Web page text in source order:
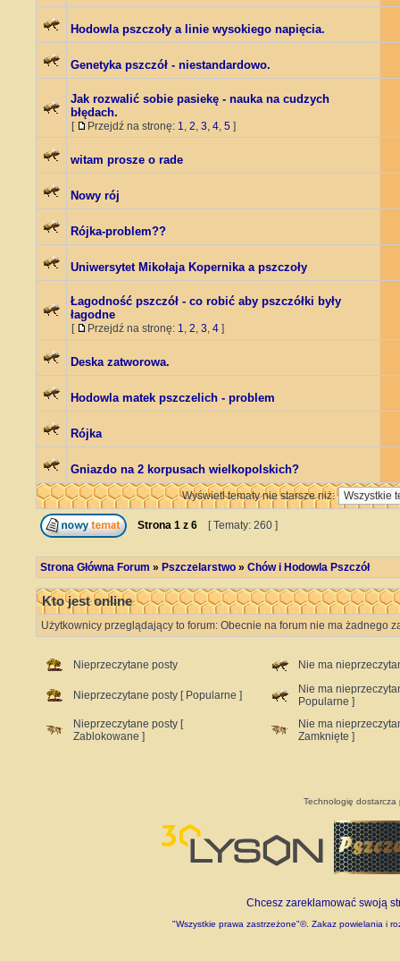
Hodowla pszczoły a linie wysokiego napięcia.
Genetyka pszczół - niestandardowo.
Jak rozwalić sobie pasiekę - nauka na cudzych
błędach.
[ Przejdź na stronę: 1, 2, 3, 4, 5 ]
witam prosze o rade
Nowy rój
Rójka-problem??
Uniwersytet Mikołaja Kopernika a pszczoły
Łagodność pszczół - co robić aby pszczółki były
łagodne
[ Przejdź na stronę: 1, 2, 3, 4 ]
Deska zatworowa.
Hodowla matek pszczelich - problem
Rójka
Gniazdo na 2 korpusach wielkopolskich?
Wyświetl tematy nie starsze niż:
Strona 1 z 6 [ Tematy: 260 ]
Strona Główna Forum » Pszczelarstwo » Chów i Hodowla Pszczół
Kto jest online
Użytkownicy przeglądający to forum: Obecnie na forum nie ma żadnego
Nieprzeczytane posty Nie ma
Nieprzeczytane posty [ Popularne ]
Nie ma
Popularne ]
Nieprzeczytane posty [
Zablokowane ]
Nie ma
Zamknięte ]
Technologię dostarcza
Chcesz zareklamować swoją
"Wszystkie prawa zastrzeżone"©. Zakaz powielania i